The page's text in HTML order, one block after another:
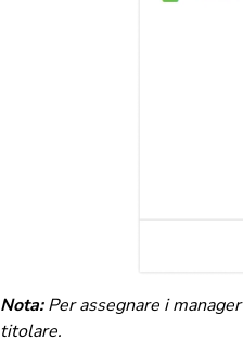
Nota: Per assegnare i
titolare.